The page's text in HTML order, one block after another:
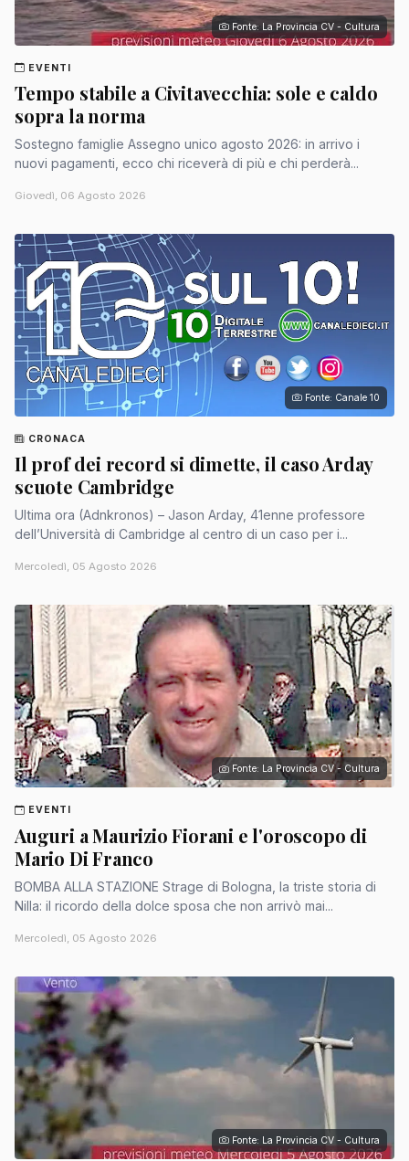
Fonte: La Provincia CV - Cultura
EVENTI
Tempo stabile a Civitavecchia: sole e caldo
sopra la norma
Sostegno famiglie Assegno unico agosto 2026: in arrivo i
nuovi pagamenti, ecco chi riceverà di più e chi perderà...
Giovedì, 06 Agosto 2026
Fonte: Canale 10
CRONACA
Il prof dei record si dimette, il caso Arday
scuote Cambridge
Ultima ora (Adnkronos) – Jason Arday, 41enne professore
dell’Università di Cambridge al centro di un caso per i...
Mercoledì, 05 Agosto 2026
Fonte: La Provincia CV - Cultura
EVENTI
Auguri a Maurizio Fiorani e l'oroscopo di
Mario Di Franco
BOMBA ALLA STAZIONE Strage di Bologna, la triste storia di
Nilla: il ricordo della dolce sposa che non arrivò mai...
Mercoledì, 05 Agosto 2026
Fonte: La Provincia CV - Cultura